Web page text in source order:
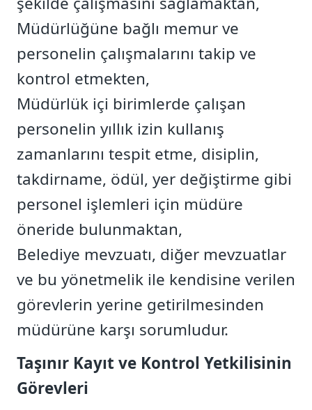
Müdürlüğüne bağlı memur ve
personelin çalışmalarını takip ve
kontrol etmekten,
Müdürlük içi birimlerde çalışan
personelin yıllık izin kullanış
zamanlarını tespit etme, disiplin,
takdirname, ödül, yer değiştirme gibi
personel işlemleri için müdüre
öneride bulunmaktan,
Belediye mevzuatı, diğer mevzuatlar
ve bu yönetmelik ile kendisine verilen
görevlerin yerine getirilmesinden
müdürüne karşı sorumludur.
Taşınır Kayıt ve Kontrol Yetkilisinin
Görevleri